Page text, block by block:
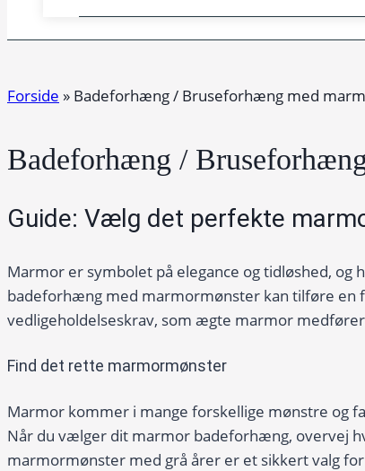
Forside » Badeforhæng / Bruseforhæng med
Badeforhæng /
Guide: Vælg det perfekte
Marmor er symbolet på elegance og tidløshed,
badeforhæng med marmormønster kan tilføre en
vedligeholdelseskrav, som ægte marmor
Find det rette marmormønster
Marmor kommer i mange forskellige mønstre og
Når du vælger dit marmor badeforhæng, overvej
marmormønster med grå årer er et sikkert valg